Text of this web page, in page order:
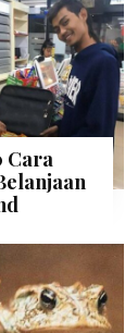
Cara